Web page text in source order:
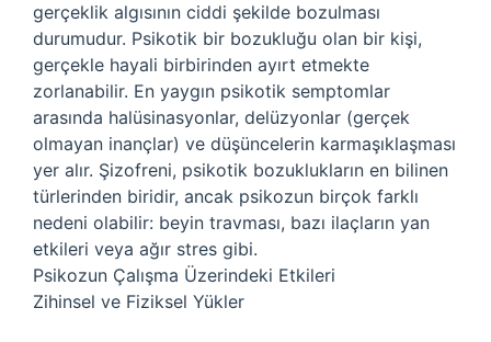
gerçeklik algısının ciddi şekilde bozulması
durumudur. Psikotik bir bozukluğu olan bir kişi,
gerçekle hayali birbirinden ayırt etmekte
zorlanabilir. En yaygın psikotik semptomlar
arasında halüsinasyonlar, delüzyonlar (gerçek
olmayan inançlar) ve düşüncelerin karmaşıklaşması
yer alır. Şizofreni, psikotik bozuklukların en bilinen
türlerinden biridir, ancak psikozun birçok farklı
nedeni olabilir: beyin travması, bazı ilaçların yan
etkileri veya ağır stres gibi.
Psikozun Çalışma Üzerindeki Etkileri
Zihinsel ve Fiziksel Yükler